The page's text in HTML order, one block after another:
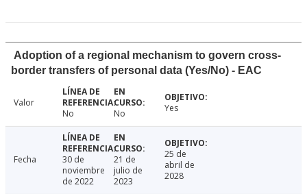
Adoption of a regional mechanism to govern cross-
border transfers of personal data (Yes/No) - EAC
Valor
No
No Yes
Fecha
30 de
noviembre
de 2022
21 de
julio de
2023
25 de
abril de
2028